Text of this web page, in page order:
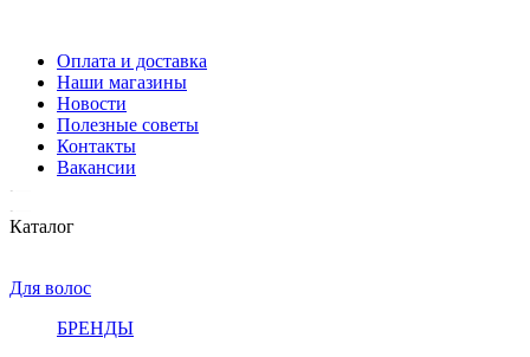
Оплата и доставка
Наши магазины
Новости
Полезные советы
Контакты
Вакансии
Каталог
Для волос
БРЕНДЫ